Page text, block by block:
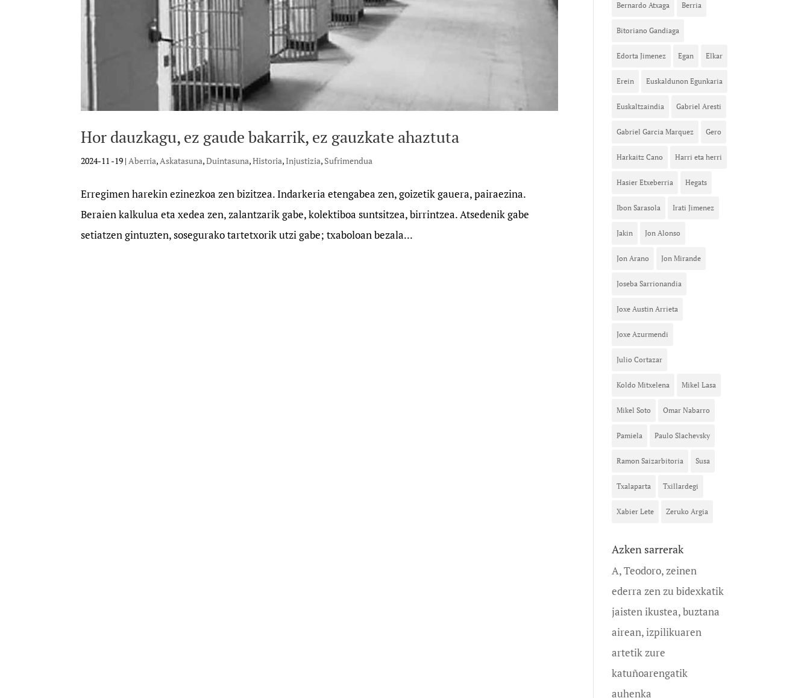
Hor dauzkagu, ez gaude bakarrik, ez gauzkate ahaztuta
2024-11 -19 | Aberria, Askatasuna,Duintasuna,Historia,Injustizia, Sufrimendua
Erregimen harekin ezinezkoa zen bizitzea. Indarkeria etengabea zen, goizetik gauera, pairaezina.
Beraien kalkulua eta xedea zen, zalantzarik gabe, kolektiboa suntsitzea, birrintzea. Atsedenik gabe
setiatzen gintuzten, sosegurako tartetxorik utzi gabe; txaboloan bezala...
Bernardo Atxaga Berria
Bitoriano Gandiaga
Edorta Jimenez Egan Elkar
Erein Euskaldunon Egunkaria
Euskaltzaindia Gabriel Aresti
Gabriel Garcia Marquez Gero
Harkaitz Cano Harri eta herri
Hasier Etxeberria Hegats
Ibon Sarasola Irati Jimenez
Jakin Jon Alonso
Jon Arano Jon Mirande
Joseba Sarrionandia
Joxe Austin Arrieta
Joxe Azurmendi
Julio Cortazar
Koldo Mitxelena Mikel Lasa
Mikel Soto Omar Nabarro
Pamiela Paulo Slachevsky
Ramon Saizarbitoria Susa
Txalaparta Txillardegi
Xabier Lete Zeruko Argia
Azken sarrerak
A, Teodoro, zeinen
ederra zen zu bidexkatik
jaisten ikustea, buztana
airean, izpilikuaren
artetik zure
katuñoarengatik
auhenka